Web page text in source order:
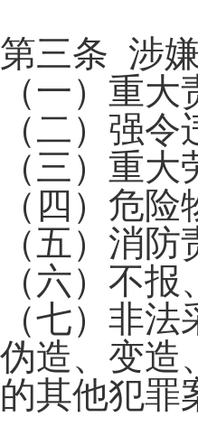
第三条 涉
（一）重
（二）强
（三）重
（四）危
（五）消
（六）不
（七）非
伪造、变造
的其他犯罪